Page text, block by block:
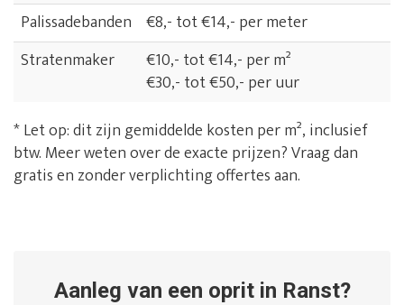
Palissadebanden €8,- tot €14,- per meter
Stratenmaker
€10,- tot €14,- per m²
€30,- tot €50,- per uur
* Let op: dit zijn gemiddelde kosten per m², inclusief
btw. Meer weten over de exacte prijzen? Vraag dan
gratis en zonder verplichting offertes aan.
Aanleg van een oprit in Ranst?